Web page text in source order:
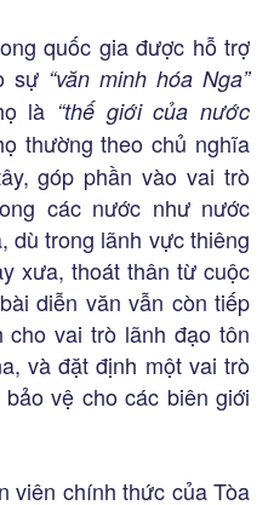
quốc gia được hỗ trợ
sự “văn minh hóa Nga”
là “thế giới của nước
thường theo chủ nghĩa
góp phần vào vai trò
các nước như nước
dù trong lãnh vực thiêng
xưa, thoát thân từ cuộc
diễn văn vẫn còn tiếp
vai trò lãnh đạo tôn
và đặt định một vai trò
vệ cho các biên giới
viên chính thức của Tòa